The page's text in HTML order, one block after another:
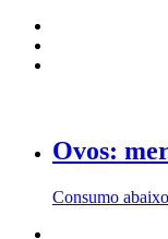
Ovos:
Consumo